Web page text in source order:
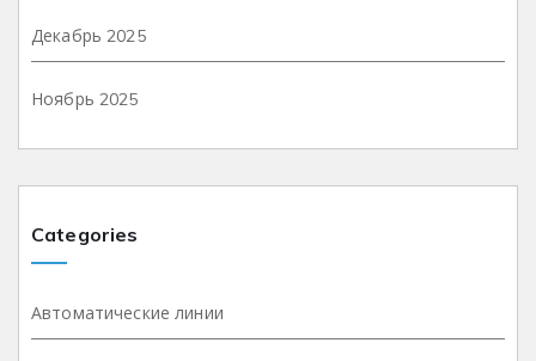
Декабрь 2025
Ноябрь 2025
Categories
Автоматические линии